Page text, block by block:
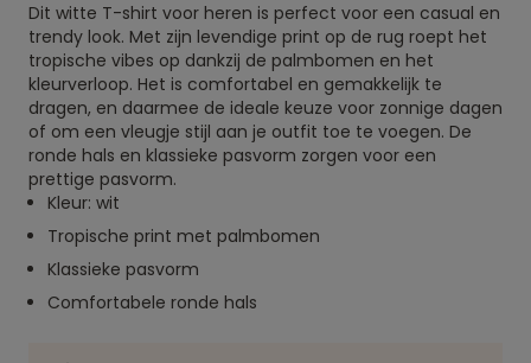
Dit witte T-shirt voor heren is perfect voor een casual en
trendy look. Met zijn levendige print op de rug roept het
tropische vibes op dankzij de palmbomen en het
kleurverloop. Het is comfortabel en gemakkelijk te
dragen, en daarmee de ideale keuze voor zonnige dagen
of om een vleugje stijl aan je outfit toe te voegen. De
ronde hals en klassieke pasvorm zorgen voor een
prettige pasvorm.
Kleur: wit
Tropische print met palmbomen
Klassieke pasvorm
Comfortabele ronde hals